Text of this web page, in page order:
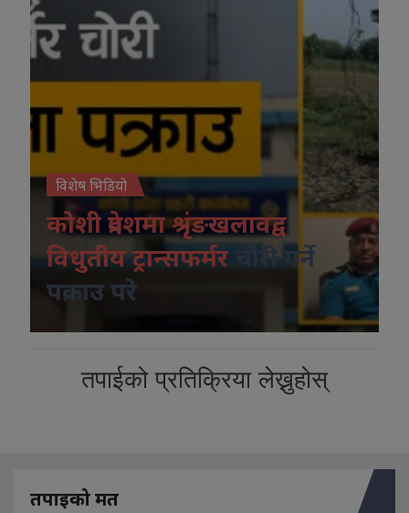
विशेष भिडियो
कोशी प्रदेशमा श्रृंङखलावद्व
विधुतीय ट्रान्सफर्मर
चोरी गर्ने
पक्राउ परे
तपाईको प्रतिक्रिया लेख्नुहोस्
तपाइको मत